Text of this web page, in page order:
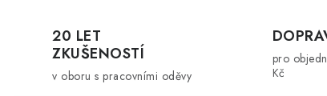
20 LET
ZKUŠENOSTÍ
v oboru s pracovními oděvy
pro
Kč